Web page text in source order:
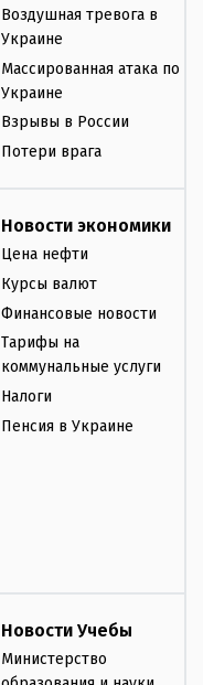
Воздушная тревога в
Украине
Массированная атака по
Украине
Взрывы в России
Потери врага
Новости экономики
Цена нефти
Курсы валют
Финансовые новости
Тарифы на
коммунальные услуги
Налоги
Пенсия в Украине
Новости Учебы
Министерство